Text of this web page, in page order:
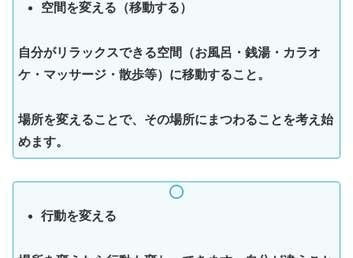
空間を変える（移動する）
自分がリラックスできる空間（お風呂・銭湯・カラオ
ケ・マッサージ・散歩等）に移動すること。
場所を変えることで、その場所にまつわることを考え始
めます。
行動を変える